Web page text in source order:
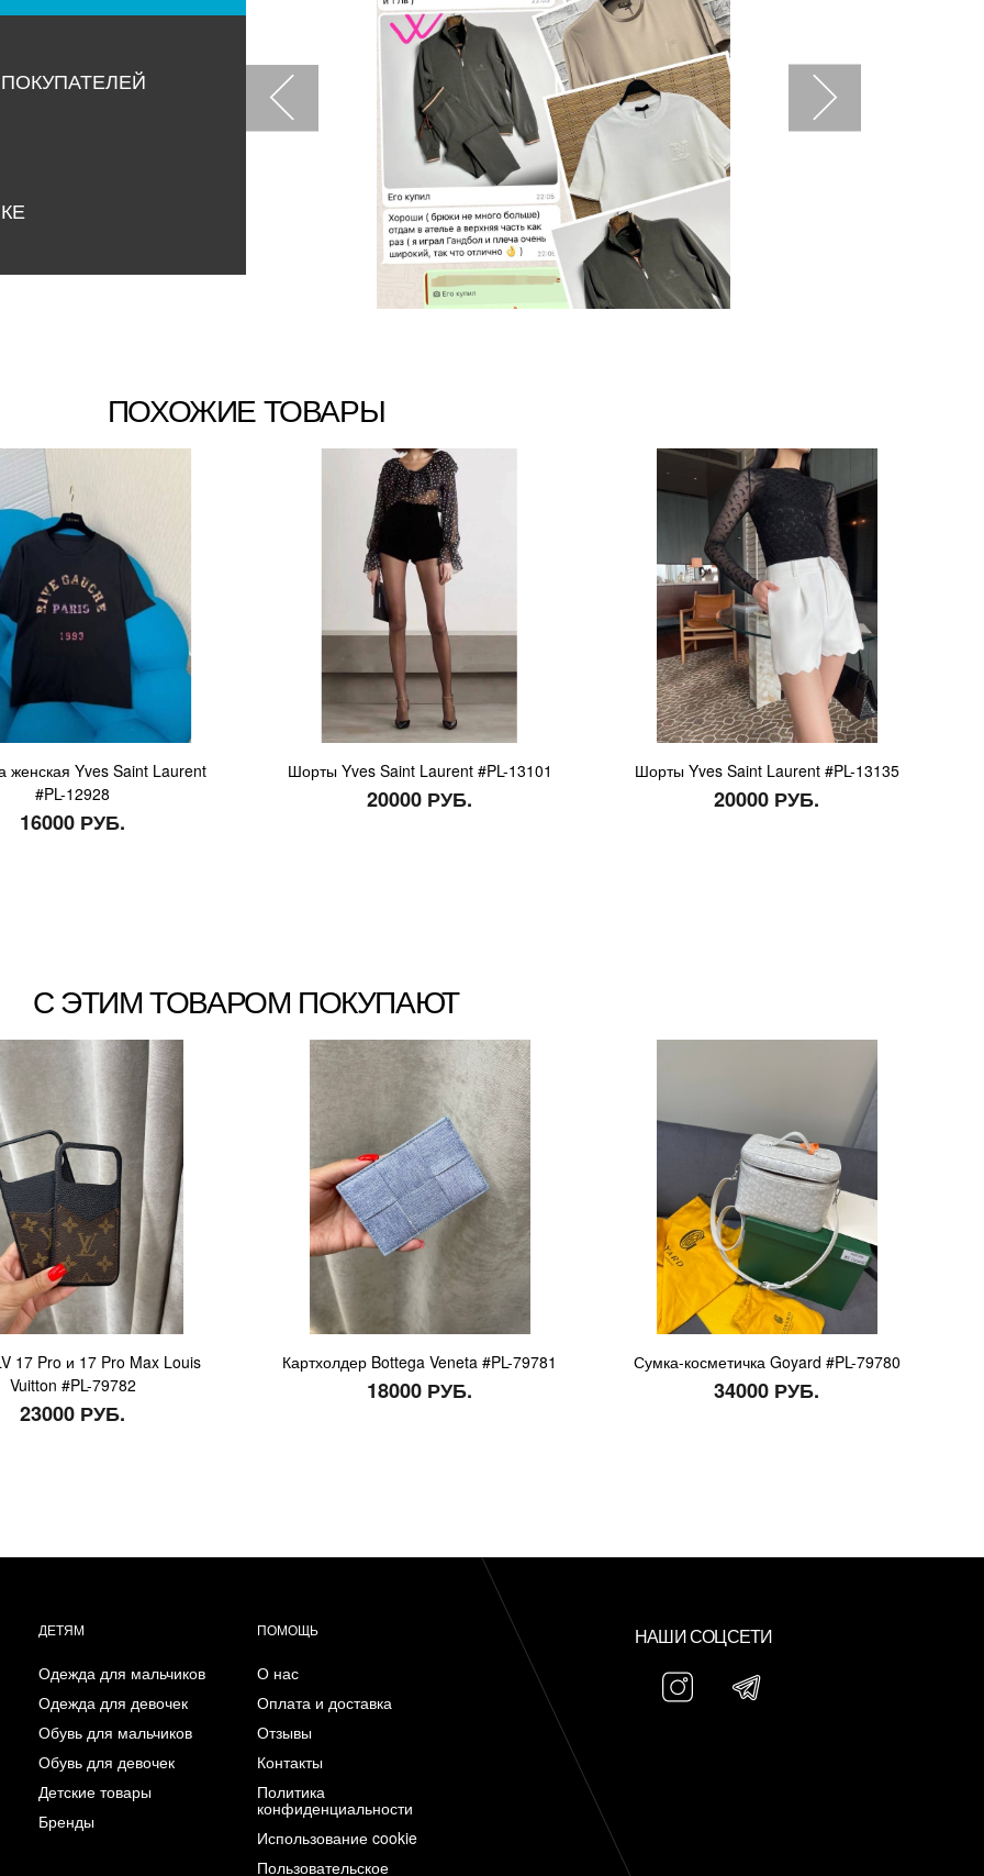
ПОХОЖИЕ ТОВАРЫ
женская Yves Saint Laurent
#PL-12928
16000 РУБ.
Шорты Yves Saint Laurent #PL-13101
20000 РУБ.
Шорты Yves Saint Laurent #PL-13135
20000 РУБ.
С ЭТИМ ТОВАРОМ ПОКУПАЮТ
17 Pro и 17 Pro Max Louis
Vuitton #PL-79782
23000 РУБ.
Картхолдер Bottega Veneta #PL-79781
18000 РУБ.
Сумка-косметичка Goyard #PL-79780
34000 РУБ.
ДЕТЯМ
Одежда для мальчиков
Одежда для девочек
Обувь для мальчиков
Обувь для девочек
Детские товары
Бренды
ПОМОЩЬ
О нас
Оплата и доставка
Отзывы
Контакты
Политика
конфиденциальности
Использование cookie
Пользовательское
НАШИ СОЦСЕТИ